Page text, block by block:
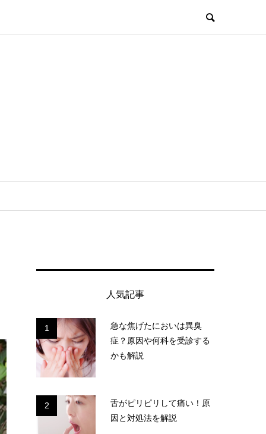
人気記事
1
急な焦げたにおいは異臭
症？原因や何科を受診する
かも解説
2
舌がピリピリして痛い！原
因と対処法を解説